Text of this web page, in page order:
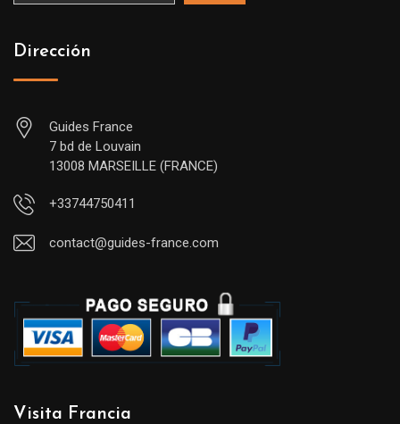
Dirección
Guides France
7 bd de Louvain
13008 MARSEILLE (FRANCE)
+33744750411
contact@guides-france.com
Visita Francia